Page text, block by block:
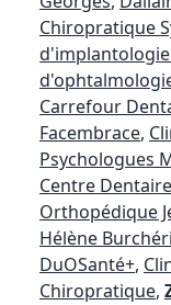
Chiropratique
Carrefour
Facembrace,
Psychologues
Centre
Orthopédique
Hélène Burchéri
DuOSanté+,
Chiropratique,